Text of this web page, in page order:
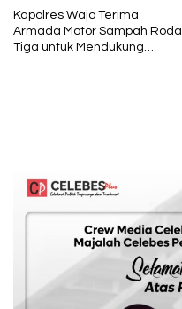
Kapolres Wajo Terima
Armada Motor Sampah Roda
Tiga untuk Mendukung